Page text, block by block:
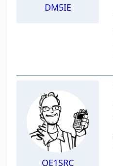
DM5IE
OE1SRC